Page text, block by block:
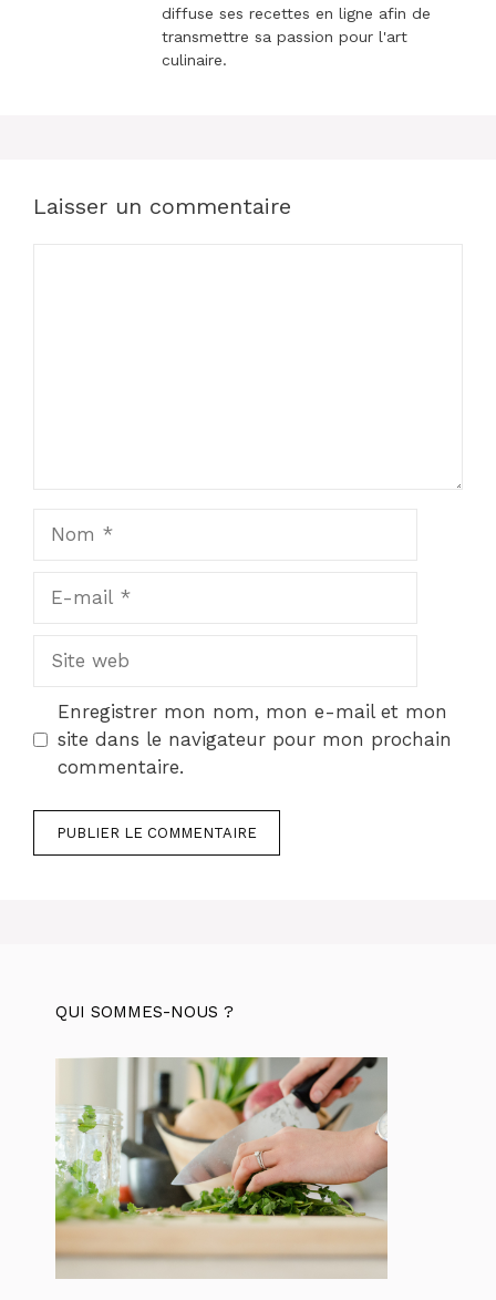
diffuse ses recettes en ligne afin de
transmettre sa passion pour l'art
culinaire.
Laisser un commentaire
Site
Enregistrer mon nom, mon e-mail et mon
site dans le navigateur pour mon prochain
commentaire.
QUI SOMMES-NOUS ?